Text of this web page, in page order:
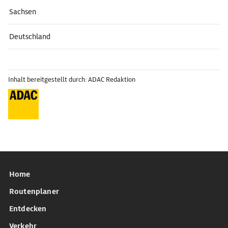
Sachsen
Deutschland
Inhalt bereitgestellt durch: ADAC Redaktion
Home
Routenplaner
Entdecken
Verkehr